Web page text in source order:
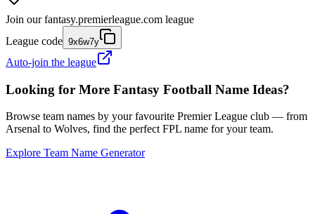
Join our fantasy.premierleague.com league
League code 9x6w7y
Auto-join the league
Looking for More Fantasy Football Name Ideas?
Browse team names by your favourite Premier League club — from
Arsenal to Wolves, find the perfect FPL name for your team.
Explore Team Name Generator